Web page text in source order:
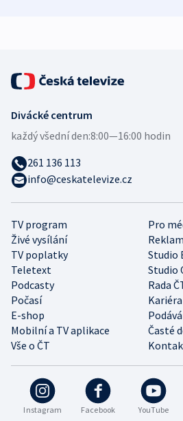
Instagram Facebook YouTube
TV program
Pro
Živé vysílání
TV poplatky
Studio
Teletext
Studio
Podcasty
Rada
Počasí
Kariéra
E-shop
Mobilní a TV aplikace
Časté
Vše o ČT
Divácké centrum
každý všední den:8:00—16:00 hodin
261 136 113
info@ceskatelevize.cz